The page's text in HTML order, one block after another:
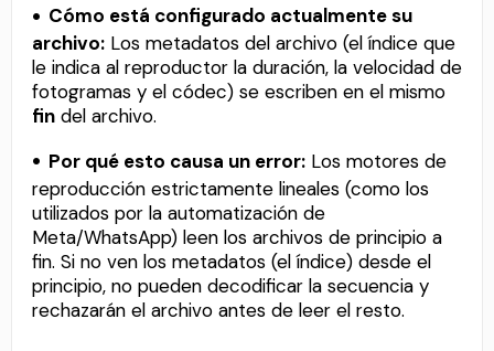
Cómo está configurado actualmente su
archivo: Los metadatos del archivo (el índice que
le indica al reproductor la duración, la velocidad de
fotogramas y el códec) se escriben en el mismo
fin del archivo.
Por qué esto causa un error: Los motores de
reproducción estrictamente lineales (como los
utilizados por la automatización de
Meta/WhatsApp) leen los archivos de principio a
fin. Si no ven los metadatos (el índice) desde el
principio, no pueden decodificar la secuencia y
rechazarán el archivo antes de leer el resto.